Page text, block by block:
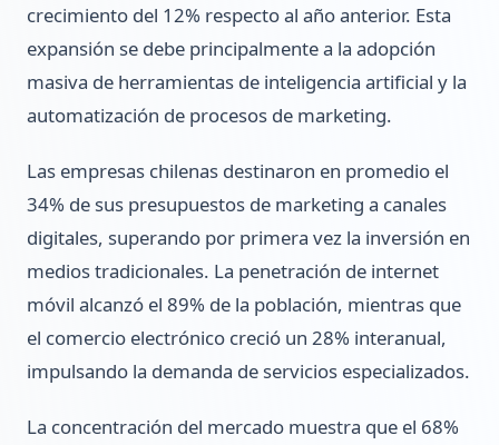
crecimiento del 12% respecto al año anterior. Esta
expansión se debe principalmente a la adopción
masiva de herramientas de inteligencia artificial y la
automatización de procesos de marketing.
Las empresas chilenas destinaron en promedio el
34% de sus presupuestos de marketing a canales
digitales, superando por primera vez la inversión en
medios tradicionales. La penetración de internet
móvil alcanzó el 89% de la población, mientras que
el comercio electrónico creció un 28% interanual,
impulsando la demanda de servicios especializados.
La concentración del mercado muestra que el 68%